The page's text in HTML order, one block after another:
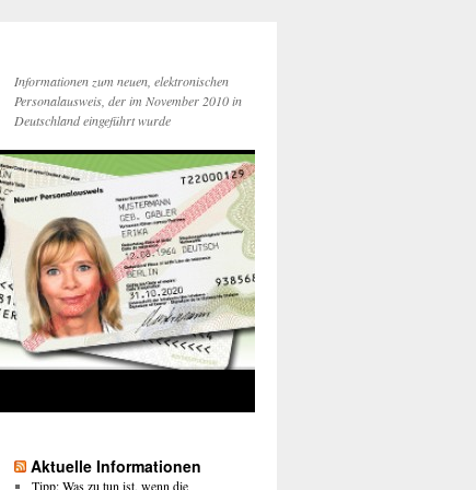
Informationen zum neuen, elektronischen
Personalausweis, der im November 2010 in
Deutschland eingeführt wurde
Aktuelle Informationen
Tipp: Was zu tun ist, wenn die